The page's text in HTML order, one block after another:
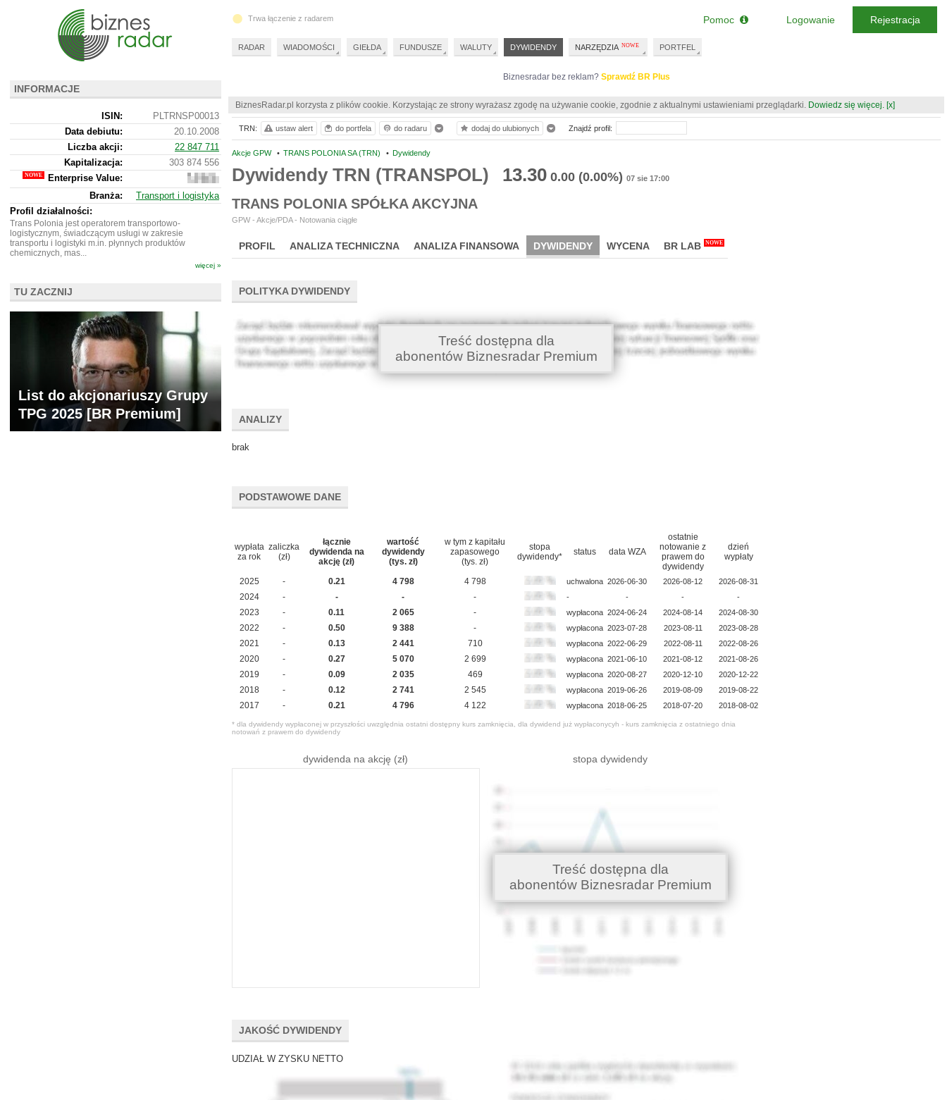
Biznesradar bez reklam? Sprawdź BR Plus
BiznesRadar.pl korzysta z plików cookie. Korzystając ze strony wyrażasz zgodę na używanie cookie, zgodnie z aktualnymi ustawieniami przeglądarki. Dowiedz się więcej. [x]
Akcje GPW • TRANS POLONIA SA (TRN) • Dywidendy
Dywidendy TRN (TRANSPOL) 13.30 0.00 (0.00%) 07 sie 17:00
TRANS POLONIA SPÓŁKA AKCYJNA
GPW - Akcje/PDA - Notowania ciągłe
PROFIL ANALIZA TECHNICZNA ANALIZA FINANSOWA DYWIDENDY WYCENA BR LAB NOWE
POLITYKA DYWIDENDY
Treść dostępna dla
abonentów Biznesradar Premium
ANALIZY
brak
PODSTAWOWE DANE
wypłata
za rok
zaliczka
(zł)
łącznie
dywidenda na
akcję (zł)
wartość
dywidendy
(tys. zł)
w tym z kapitału
zapasowego
(tys. zł)
stopa
dywidendy*
status data WZA
ostatnie
notowanie z
prawem do
dywidendy
dzień
wypłaty
2025 - 0.21 4 798 4 798 uchwalona 2026-06-30 2026-08-12 2026-08-31
2024 - - - - - - - -
2023 - 0.11 2 065 - wypłacona 2024-06-24 2024-08-14 2024-08-30
2022 - 0.50 9 388 - wypłacona 2023-07-28 2023-08-11 2023-08-28
2021 - 0.13 2 441 710 wypłacona 2022-06-29 2022-08-11 2022-08-26
2020 - 0.27 5 070 2 699 wypłacona 2021-06-10 2021-08-12 2021-08-26
2019 - 0.09 2 035 469 wypłacona 2020-08-27 2020-12-10 2020-12-22
2018 - 0.12 2 741 2 545 wypłacona 2019-06-26 2019-08-09 2019-08-22
2017 - 0.21 4 796 4 122 wypłacona 2018-06-25 2018-07-20 2018-08-02
* dla dywidendy wypłaconej w przyszłości uwzględnia ostatni dostępny kurs zamknięcia, dla dywidend już wypłaconycyh - kurs zamknięcia z ostatniego dnia
notowań z prawem do dywidendy
dywidenda na akcję (zł) stopa dywidendy
Treść dostępna dla
abonentów Biznesradar Premium
JAKOŚĆ DYWIDENDY
UDZIAŁ W ZYSKU NETTO
TRN: ustaw alert do portfela do radaru dodaj do ulubionych Znajdź profil:
INFORMACJE
ISIN:
PLTRNSP00013
Data debiutu:
20.10.2008
Liczba akcji:
22 847 711
Kapitalizacja:
303 874 556
Enterprise Value:
502
307
556
Branża:
Transport i logistyka
Profil działalności:
Trans Polonia jest operatorem transportowo-
logistycznym, świadczącym usługi w zakresie
transportu i logistyki m.in. płynnych produktów
chemicznych, mas...
więcej »
TU ZACZNIJ
List do akcjonariuszy Grupy
TPG 2025 [BR Premium]
Trwa łączenie z radarem
RADAR WIADOMOŚCI GIEŁDA FUNDUSZE WALUTY DYWIDENDY NARZĘDZIA PORTFEL
Pomoc Logowanie Rejestracja